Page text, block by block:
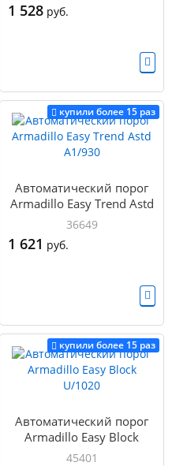
1 528 руб.
купили более 15 раз
Автоматический порог
Armadillo Easy Trend Astd
A1/930
36649
1 621 руб.
купили более 15 раз
Автоматический порог
Armadillo Easy Block
U/1020
45401